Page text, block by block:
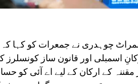
چوہدری نے جمعرات کو کہا
اسمبلی اور قانون ساز
کے ارکان کے لیے اے آئی کو